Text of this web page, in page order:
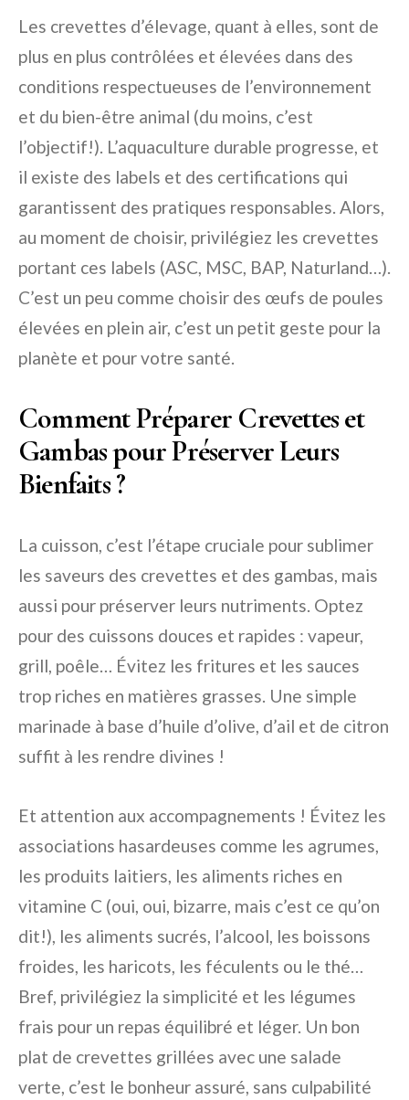
Les crevettes d’élevage, quant à elles, sont de
plus en plus contrôlées et élevées dans des
conditions respectueuses de l’environnement
et du bien-être animal (du moins, c’est
l’objectif!). L’aquaculture durable progresse, et
il existe des labels et des certifications qui
garantissent des pratiques responsables. Alors,
au moment de choisir, privilégiez les crevettes
portant ces labels (ASC, MSC, BAP, Naturland…).
C’est un peu comme choisir des œufs de poules
élevées en plein air, c’est un petit geste pour la
planète et pour votre santé.
Comment Préparer Crevettes et
Gambas pour Préserver Leurs
Bienfaits ?
La cuisson, c’est l’étape cruciale pour sublimer
les saveurs des crevettes et des gambas, mais
aussi pour préserver leurs nutriments. Optez
pour des cuissons douces et rapides : vapeur,
grill, poêle… Évitez les fritures et les sauces
trop riches en matières grasses. Une simple
marinade à base d’huile d’olive, d’ail et de citron
suffit à les rendre divines !
Et attention aux accompagnements ! Évitez les
associations hasardeuses comme les agrumes,
les produits laitiers, les aliments riches en
vitamine C (oui, oui, bizarre, mais c’est ce qu’on
dit!), les aliments sucrés, l’alcool, les boissons
froides, les haricots, les féculents ou le thé…
Bref, privilégiez la simplicité et les légumes
frais pour un repas équilibré et léger. Un bon
plat de crevettes grillées avec une salade
verte, c’est le bonheur assuré, sans culpabilité